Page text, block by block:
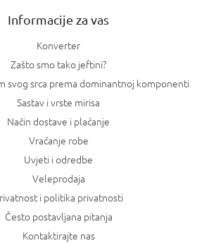
Informacije za vas
Konverter
Zašto smo tako jeftini?
svog srca prema dominantnoj komponenti
Sastav i vrste mirisa
Način dostave i plaćanje
Vraćanje robe
Uvjeti i odredbe
Veleprodaja
i politika privatnosti
Često postavljana pitanja
Kontaktirajte nas